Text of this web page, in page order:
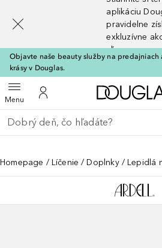
aplikáciu
pravidelne
exkluzívne
zľavy
Objavte naše beauty služby na predajniach
krásy v Douglas.
MenuOtvoriť menuDo môjho účtu
Choď späť
Vykonajte vyhľadávanie
Homepage Líčenie Doplnky Lepidlá
[navigation.slideout.screenreader]